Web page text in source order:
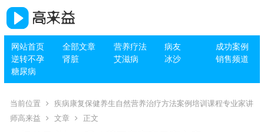
网站首页 全部文章 营养疗法 病友
成功案例
逆转不孕
肾脏 艾滋病 冰沙
销售频道
糖尿病
当前位置
疾病康复保健养生自然营养治疗方法案例培训课程专业家讲
师高来益
文章 正文